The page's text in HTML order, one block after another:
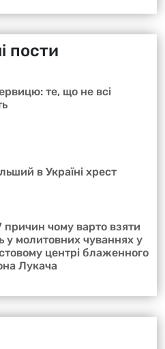
пости
те, що не всі
в Україні хрест
чому варто взяти
у молитовних чуваннях у
центрі блаженного
Лукача